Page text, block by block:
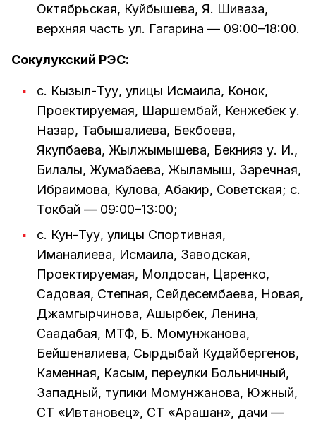
Октябрьская, Куйбышева, Я. Шиваза,
верхняя часть ул. Гагарина — 09:00–18:00.
Сокулукский РЭС:
с. Кызыл-Туу, улицы Исмаила, Конок,
Проектируемая, Шаршембай, Кенжебек у.
Назар, Табышалиева, Бекбоева,
Якупбаева, Жылжымышева, Бекнияз у. И.,
Билалы, Жумабаева, Жыламыш, Заречная,
Ибраимова, Кулова, Абакир, Советская; с.
Токбай — 09:00–13:00;
с. Кун-Туу, улицы Спортивная,
Иманалиева, Исмаила, Заводская,
Проектируемая, Молдосан, Царенко,
Садовая, Степная, Сейдесембаева, Новая,
Джамгырчинова, Ашырбек, Ленина,
Саадабая, МТФ, Б. Момунжанова,
Бейшеналиева, Сырдыбай Кудайбергенов,
Каменная, Касым, переулки Больничный,
Западный, тупики Момунжанова, Южный,
СТ «Ивтановец», СТ «Арашан», дачи —